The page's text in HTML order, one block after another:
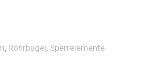
, Rohrbügel, Sperrelemente